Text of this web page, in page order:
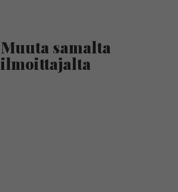
Muuta samalta
ilmoittajalta